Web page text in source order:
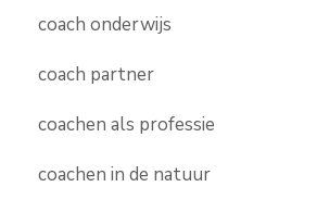
coach onderwijs
coach partner
coachen als professie
coachen in de natuur